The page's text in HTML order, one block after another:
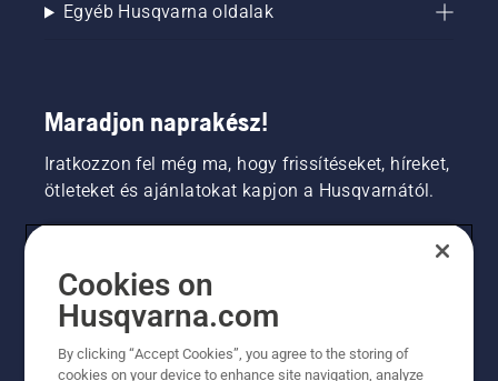
Egyéb Husqvarna oldalak
Maradjon naprakész!
Iratkozzon fel még ma, hogy frissítéseket, híreket,
ötleteket és ajánlatokat kapjon a Husqvarnától.
PROFESSZIONÁLIS
Cookies on
Husqvarna.com
By clicking “Accept Cookies”, you agree to the storing of
cookies on your device to enhance site navigation, analyze